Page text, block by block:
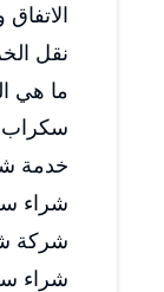
نقل
ما هي
سكراب
خدمة
شراء
شركة
شراء